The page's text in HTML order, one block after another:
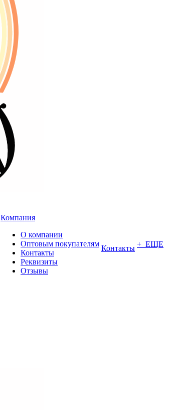
Компания
О компании
Оптовым покупателям
Контакты
Реквизиты
Отзывы
Контакты + ЕЩЕ